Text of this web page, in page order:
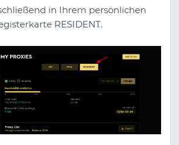
in Ihrem persönlichen
RESIDENT.